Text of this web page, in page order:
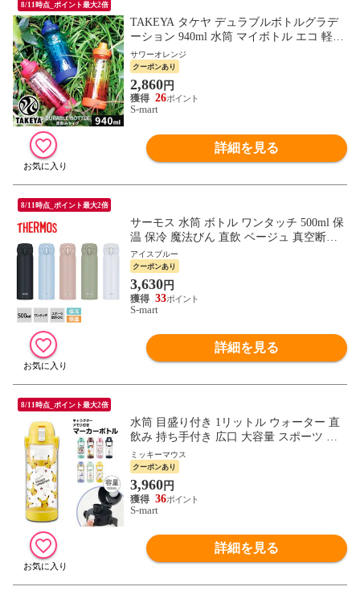
8/11時点_ポイント最大2倍
TAKEYA タケヤ デュラブルボトルグラデ
ーション 940ml 水筒 マイボトル エコ 軽量
キャリーハンドル 持ち運び ロック 直飲 ta
y-dbg94
サワーオレンジ
クーポンあり
2,860円
26
S-mart
詳細を見る
8/11時点_ポイント最大2倍
サーモス 水筒 ボトル ワンタッチ 500ml 保
温 保冷 魔法びん 直飲 ベージュ 真空断熱
ケータイマグ JNL-S500 THERMOS
アイスブルー
クーポンあり
3,630円
33
S-mart
詳細を見る
8/11時点_ポイント最大2倍
水筒 目盛り付き 1リットル ウォーター 直
飲み 持ち手付き 広口 大容量 スポーツ ア
ウトドア ドリンクマーカーボトル 1000ml
PDMK10
ミッキーマウス
クーポンあり
3,960円
36
S-mart
詳細を見る